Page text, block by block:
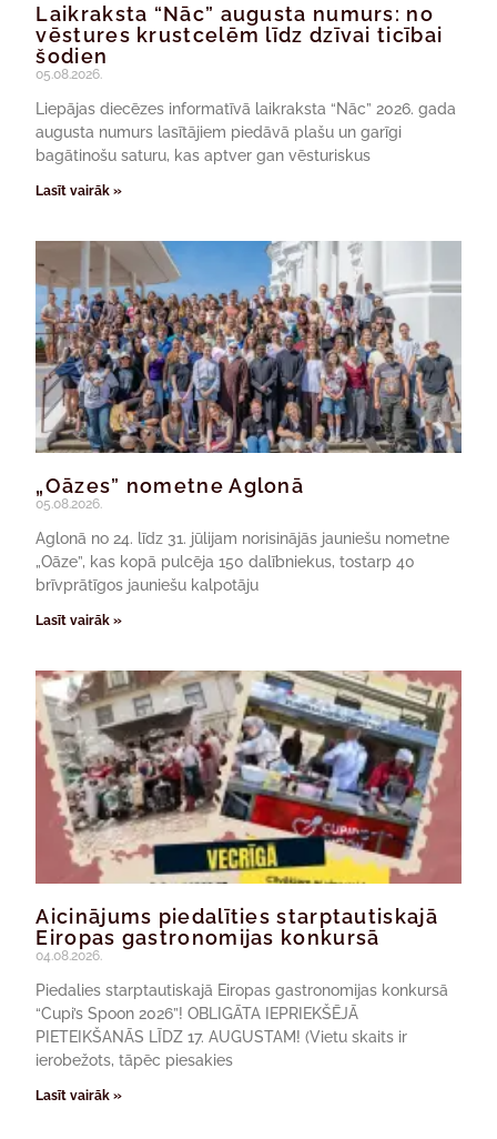
Laikraksta “Nāc” augusta numurs: no
vēstures krustcelēm līdz dzīvai ticībai
šodien
05.08.2026.
Liepājas diecēzes informatīvā laikraksta “Nāc” 2026. gada
augusta numurs lasītājiem piedāvā plašu un garīgi
bagātinošu saturu, kas aptver gan vēsturiskus
Lasīt vairāk »
„Oāzes” nometne Aglonā
05.08.2026.
Aglonā no 24. līdz 31. jūlijam norisinājās jauniešu nometne
„Oāze”, kas kopā pulcēja 150 dalībniekus, tostarp 40
brīvprātīgos jauniešu kalpotāju
Lasīt vairāk »
Aicinājums piedalīties starptautiskajā
Eiropas gastronomijas konkursā
04.08.2026.
Piedalies starptautiskajā Eiropas gastronomijas konkursā
“Cupi’s Spoon 2026”! OBLIGĀTA IEPRIEKŠĒJĀ
PIETEIKŠANĀS LĪDZ 17. AUGUSTAM! (Vietu skaits ir
ierobežots, tāpēc piesakies
Lasīt vairāk »